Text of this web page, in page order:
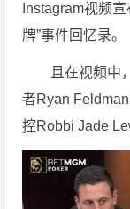
Instagram视频
牌”事件回忆录。
且在视频中
者Ryan
控Robbi Jade